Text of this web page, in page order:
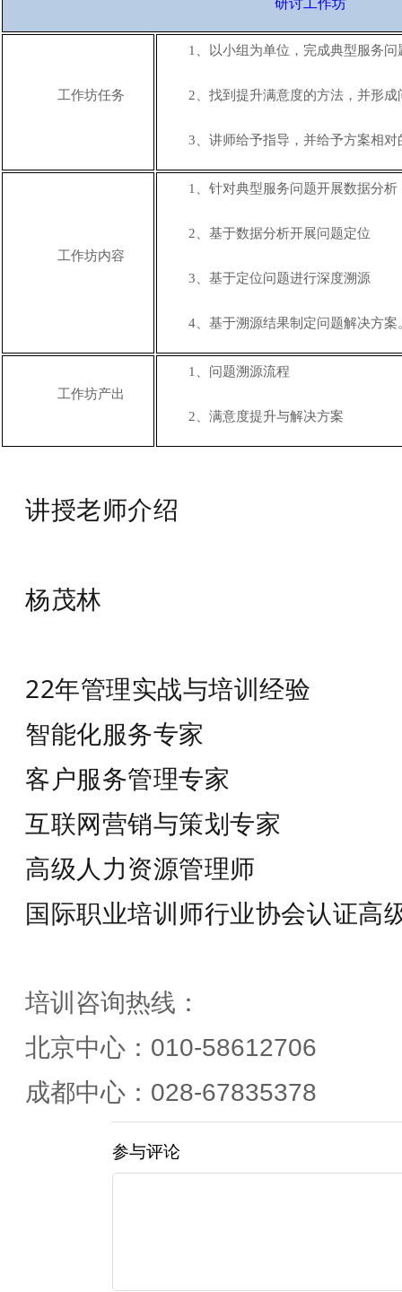
研讨工作坊
工作坊任务
1、 以小组为单位，完成典型服务
2、 找到提升满意度的方法，并形成
3、 讲师给予指导，并给予方案相对
工作坊内容
1、针对典型服务问题开展数据分析
2、基于数据分析开展问题定位
3、基于定位问题进行深度溯源
4、基于溯源结果制定问题解决方案
工作坊产出
1、问题溯源流程
2、满意度提升与解决方案
讲授老师介绍
杨茂林
22年管理实战与培训经验
智能化服务专家
客户服务管理专家
互联网营销与策划专家
高级人力资源管理师
国际职业培训师行业协会认证高
培训咨询热线：
北京中心：010-58612706
成都中心：028-67835378
参与评论